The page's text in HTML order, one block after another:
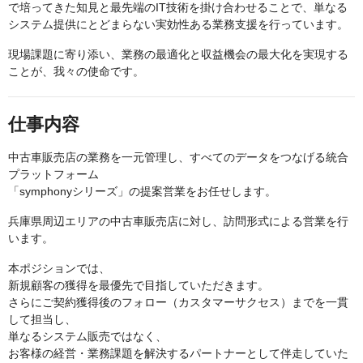
で培ってきた知見と最先端のIT技術を掛け合わせることで、単なる
システム提供にとどまらない実効性ある業務支援を行っています。
現場課題に寄り添い、業務の最適化と収益機会の最大化を実現する
ことが、我々の使命です。
仕事内容
中古車販売店の業務を一元管理し、すべてのデータをつなげる統合
プラットフォーム
「symphonyシリーズ」の提案営業をお任せします。
兵庫県周辺エリアの中古車販売店に対し、訪問形式による営業を行
います。
本ポジションでは、
新規顧客の獲得を最優先で目指していただきます。
さらにご契約獲得後のフォロー（カスタマーサクセス）までを一貫
して担当し、
単なるシステム販売ではなく、
お客様の経営・業務課題を解決するパートナーとして伴走していた